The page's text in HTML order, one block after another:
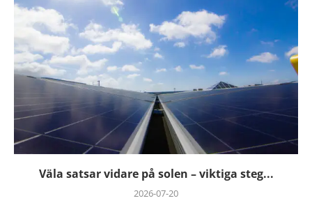
Väla satsar vidare på solen – viktiga steg...
2026-07-20